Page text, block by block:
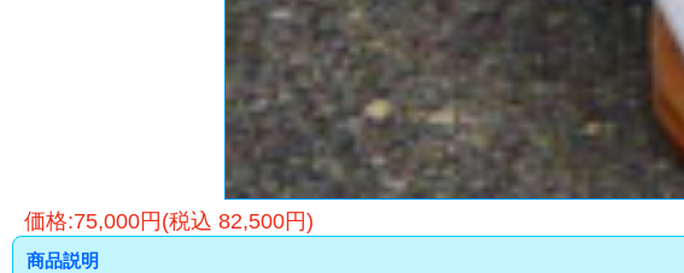
価格:75,000円(税込 82,500円)
商品説明